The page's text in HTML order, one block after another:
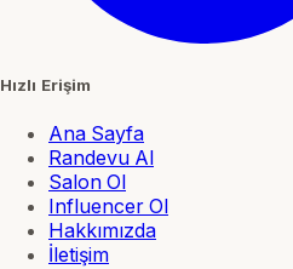
Hızlı Erişim
Ana Sayfa
Randevu Al
Salon Ol
Influencer Ol
Hakkımızda
İletişim